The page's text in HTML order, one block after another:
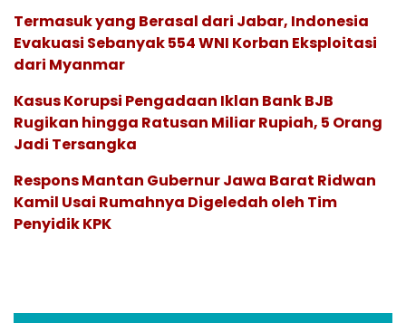
Termasuk yang Berasal dari Jabar, Indonesia
Evakuasi Sebanyak 554 WNI Korban Eksploitasi
dari Myanmar
Kasus Korupsi Pengadaan Iklan Bank BJB
Rugikan hingga Ratusan Miliar Rupiah, 5 Orang
Jadi Tersangka
Respons Mantan Gubernur Jawa Barat Ridwan
Kamil Usai Rumahnya Digeledah oleh Tim
Penyidik KPK